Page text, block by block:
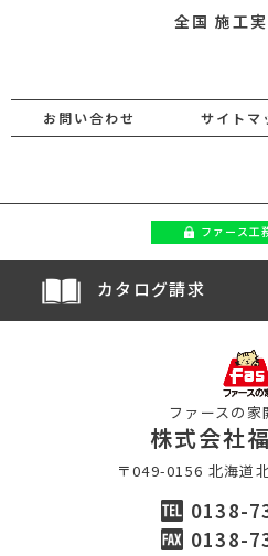
全国 施工
お問い合わせ サイトマ
ファース工
カタログ請求
ファースの家
株式会社
〒049-0156 北海道
0138-
0138-